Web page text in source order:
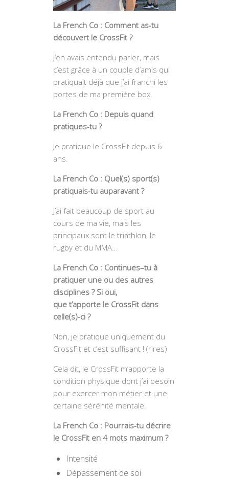
La French Co : Comment as-tu
découvert le CrossFit ?
J’en avais entendu parler, mais
c’est grâce à un couple d’amis qui
pratiquait déjà que j’ai franchi les
portes de ma première box.
La French Co : Depuis quand
pratiques-tu ?
Je pratique le CrossFit depuis 6
ans.
La French Co : Quel(s) sport(s)
pratiquais-tu auparavant ?
J’ai fait beaucoup de sport au
cours de ma vie, mais les
principaux sont le triathlon, le
rugby et du MMA…
La French Co : Continues–tu à
pratiquer une ou des autres
disciplines ? Si oui,
que t’apporte le CrossFit dans
celle(s)-ci ?
Non, je pratique uniquement du
CrossFit et c’est suffisant ! (rires)
Cela dit, le CrossFit m’apporte la
condition physique dont j’ai besoin
pour exercer mon métier et une
certaine sérénité mentale.
La French Co : Pourrais-tu décrire
le CrossFit en 4 mots maximum ?
Intensité
Dépassement de soi